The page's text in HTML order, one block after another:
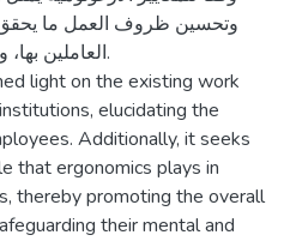
وتحسين ظروف العمل ما يحقق
العاملين
light on the existing work
elucidating the
Additionally, it seeks
that ergonomics plays in
thereby promoting the overall
their mental and